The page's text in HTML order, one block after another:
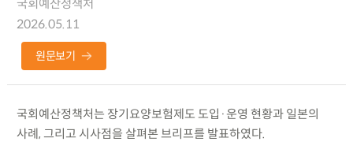
국회예산정책처
2026.05.11
원문보기
국회예산정책처는 장기요양보험제도 도입·운영 현황과 일본의
사례, 그리고 시사점을 살펴본 브리프를 발표하였다.